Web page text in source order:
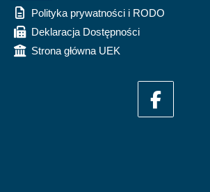
Polityka prywatności i RODO
Deklaracja Dostępności
Strona główna UEK